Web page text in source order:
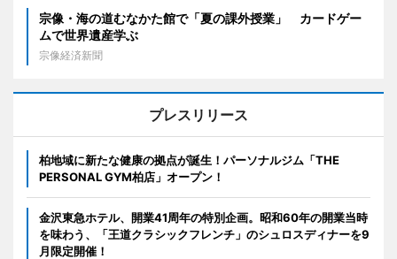
宗像・海の道むなかた館で「夏の課外授業」 カードゲー
ムで世界遺産学ぶ
宗像経済新聞
プレスリリース
柏地域に新たな健康の拠点が誕生！パーソナルジム「THE
PERSONAL GYM柏店」オープン！
金沢東急ホテル、開業41周年の特別企画。昭和60年の開業当時
を味わう、「王道クラシックフレンチ」のシュロスディナーを9
月限定開催！